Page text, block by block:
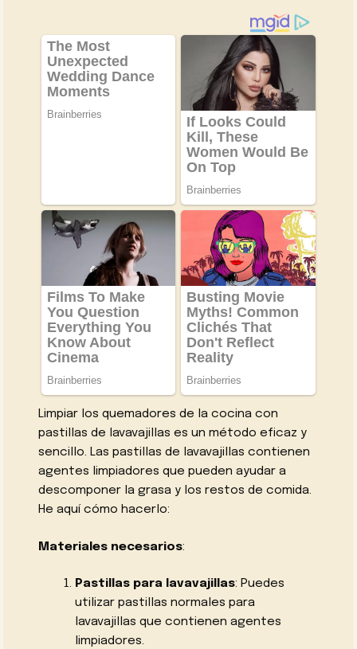
Limpiar los quemadores de la cocina con
pastillas de lavavajillas es un método eficaz y
sencillo. Las pastillas de lavavajillas contienen
agentes limpiadores que pueden ayudar a
descomponer la grasa y los restos de comida.
He aquí cómo hacerlo:
Materiales necesarios:
Pastillas para lavavajillas: Puedes
utilizar pastillas normales para
lavavajillas que contienen agentes
limpiadores.